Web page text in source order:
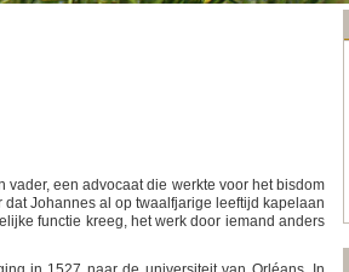
een advocaat die werkte voor het bisdom
Johannes al op twaalfjarige leeftijd kapelaan
functie kreeg, het werk door iemand anders